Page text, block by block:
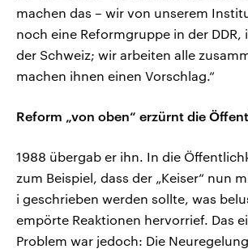
machen das – wir von unserem
noch eine Reformgruppe in der DDR,
der Schweiz; wir arbeiten alle
machen ihnen einen Vorschlag.“
Reform „von oben“ erzürnt die
1988 übergab er ihn. In die
zum Beispiel, dass der „Keiser“ nun
i geschrieben werden sollte, was
empörte Reaktionen hervorrief. Das
Problem war jedoch: Die